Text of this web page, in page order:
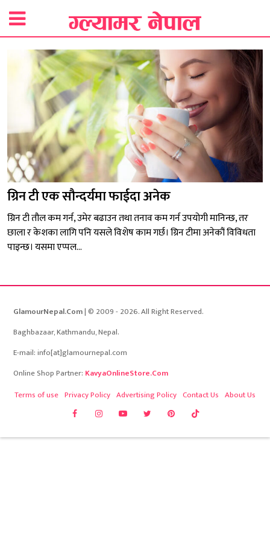
ग्रिन टी एक सौन्दर्यमा फाईदा अनेक
ग्रिन टी तौल कम गर्न, उमेर बढाउन तथा तनाव कम गर्न उपयोगी मानिन्छ, तर
छाला र केशका लागि पनि यसले विशेष काम गर्छ। ग्रिन टीमा अनेकौं विविधता
पाइन्छ। यसमा एप्पल...
GlamourNepal.Com| © 2009 - 2026. All Right Reserved.
Baghbazaar, Kathmandu, Nepal.
E-mail: info[at]glamournepal.com
Online Shop Partner: KavyaOnlineStore.Com
Terms of use Privacy Policy Advertising Policy Contact Us About Us